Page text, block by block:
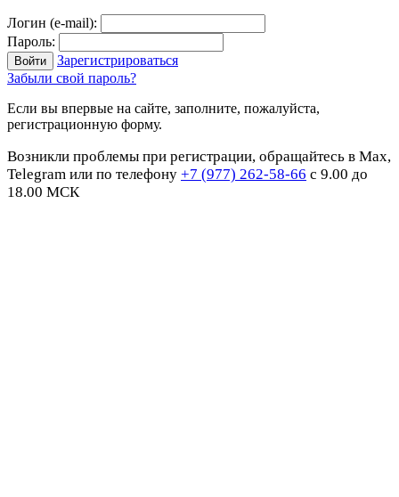
Логин (e-mail):
Пароль:
Зарегистрироваться
Забыли свой пароль?
Если вы впервые на сайте, заполните, пожалуйста,
регистрационную форму.
Возникли проблемы при регистрации, обращайтесь в Max,
Telegram или по телефону +7 (977) 262-58-66 с 9.00 до
18.00 МСК